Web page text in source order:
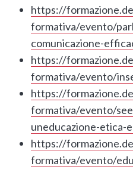
https://
formativa/evento/
comunicazione-
https://
formativa/evento/
https://
formativa/evento/
uneducazione-etica-
https://
formativa/evento/